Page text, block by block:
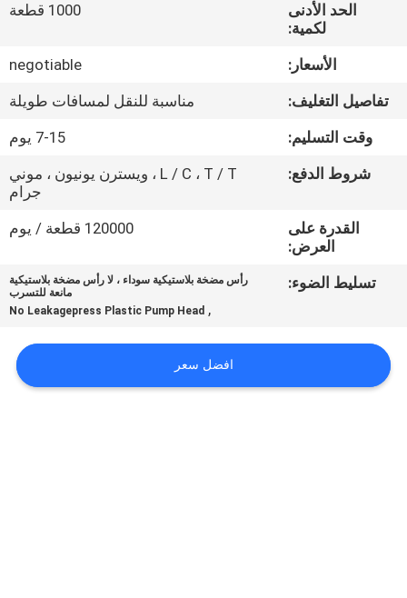
مراقبة
الجودة
اتصل
خريطة
الحد الأدنى
لكمية:
1000 قطعة
الأسعار:
negotiable
تفاصيل التغليف:
مناسبة للنقل لمسافات طويلة
وقت التسليم:
7-15 يوم
شروط الدفع:
L / C ، T / T ، ويسترن يونيون ، موني
جرام
القدرة على
العرض:
120000 قطعة / يوم
تسليط الضوء:
رأس مضخة بلاستيكية سوداء ، لا رأس مضخة بلاستيكية
مانعة للتسرب
,
No Leakagepress Plastic Pump Head
افضل سعر